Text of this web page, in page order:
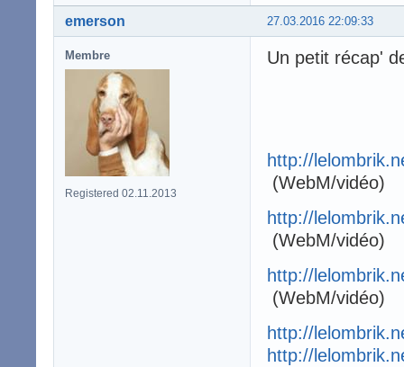
27.03.2016 22:09:33
emerson
Membre
Registered 02.11.2013
Un petit récap'
http://
(WebM/vidéo)
http://
(WebM/vidéo)
http://
(WebM/vidéo)
http://
http://